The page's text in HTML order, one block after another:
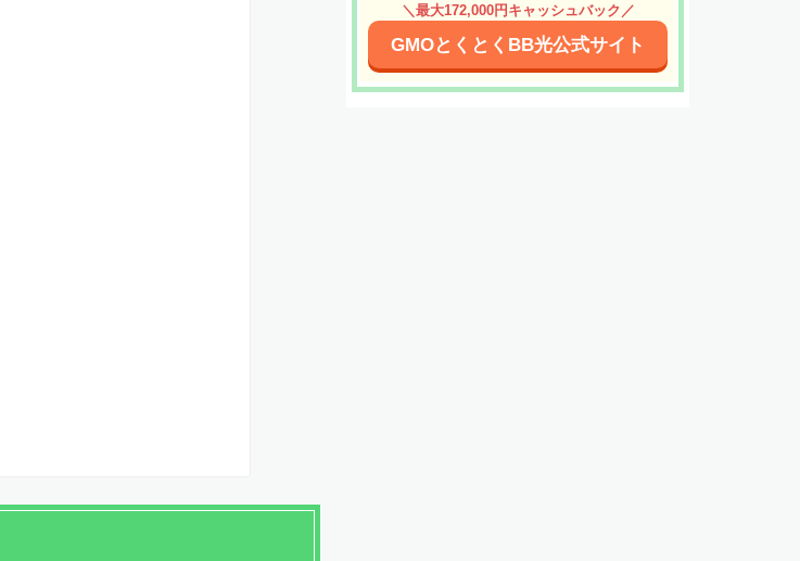
＼最大172,000円キャッシュバック／
GMOとくとくBB光公式サイト